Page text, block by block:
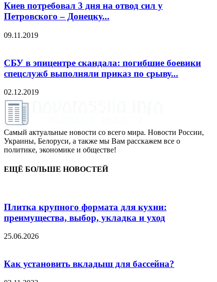
Киев потребовал 3 дня на отвод сил у
Петровского – Донецку...
09.11.2019
СБУ в эпицентре скандала: погибшие боевики
спецслужб выполняли приказ по срыву...
02.12.2019
Самый актуальные новости со всего мира. Новости России,
Украины, Белоруси, а также мы Вам расскажем все о
политике, экономике и обществе!
ЕЩЁ БОЛЬШЕ НОВОСТЕЙ
Плитка крупного формата для кухни:
преимущества, выбор, укладка и уход
25.06.2026
Как установить вкладыш для бассейна?